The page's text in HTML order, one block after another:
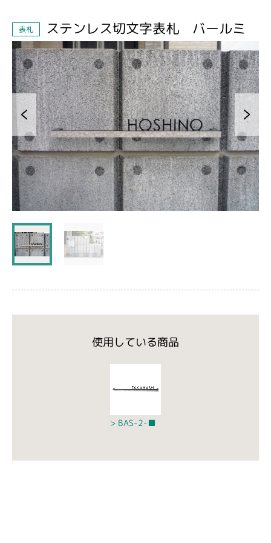
表札 ステンレス切文字表札 バールミ
使用している商品
BAS-2-■